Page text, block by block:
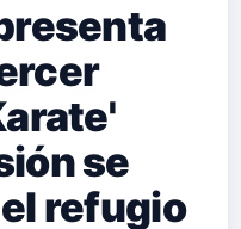
se
refugio